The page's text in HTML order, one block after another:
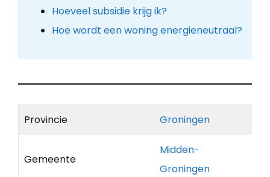
Hoeveel subsidie krijg ik?
Hoe wordt een woning energieneutraal?
Provincie Groningen
Gemeente
Midden-
Groningen